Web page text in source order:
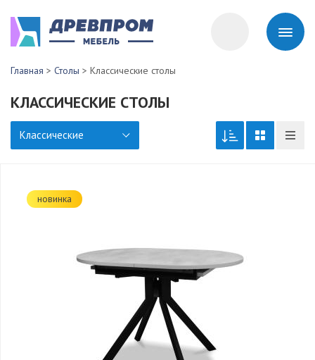
Главная > Столы > Классические столы
КЛАССИЧЕСКИЕ СТОЛЫ
Классические
новинка